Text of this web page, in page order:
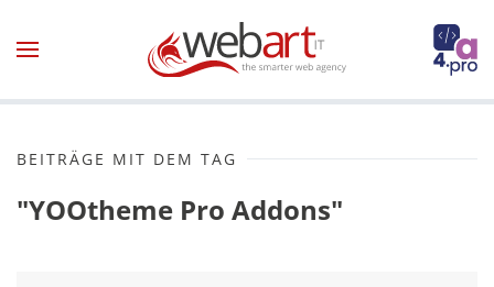
Zum Hauptinhalt springen
BEITRÄGE MIT DEM TAG
"YOOtheme Pro Addons"